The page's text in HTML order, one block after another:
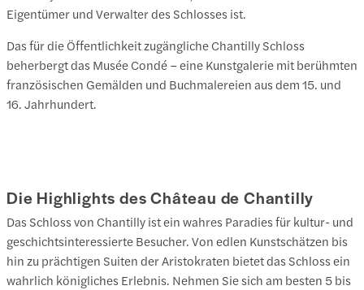
Eigentümer und Verwalter des Schlosses ist.
Das für die Öffentlichkeit zugängliche Chantilly Schloss
beherbergt das Musée Condé – eine Kunstgalerie mit berühmten
französischen Gemälden und Buchmalereien aus dem 15. und
16. Jahrhundert.
Die Highlights des Château de Chantilly
Das Schloss von Chantilly ist ein wahres Paradies für kultur- und
geschichtsinteressierte Besucher. Von edlen Kunstschätzen bis
hin zu prächtigen Suiten der Aristokraten bietet das Schloss ein
wahrlich königliches Erlebnis. Nehmen Sie sich am besten 5 bis